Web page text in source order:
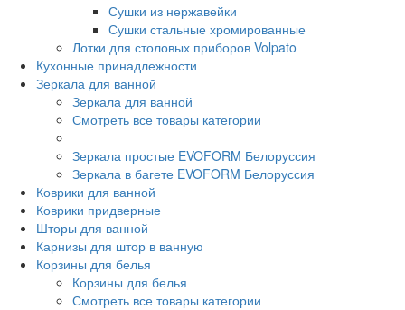
Сушки из нержавейки
Сушки стальные хромированные
Лотки для столовых приборов Volpato
Кухонные принадлежности
Зеркала для ванной
Зеркала для ванной
Смотреть все товары категории
Зеркала простые EVOFORM Белоруссия
Зеркала в багете EVOFORM Белоруссия
Коврики для ванной
Коврики придверные
Шторы для ванной
Карнизы для штор в ванную
Корзины для белья
Корзины для белья
Смотреть все товары категории